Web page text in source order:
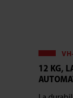
12 KG,